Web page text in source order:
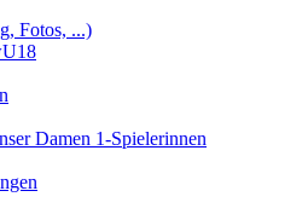
Fotos, ...)
Damen 1-Spielerinnen